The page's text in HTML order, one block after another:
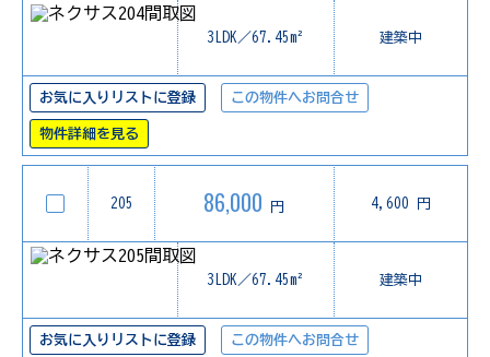
3LDK／67.45m² 建築中
お気に入りリストに登録 この物件へお問合せ
物件詳細を見る
205 86,000 円 4,600 円
3LDK／67.45m² 建築中
お気に入りリストに登録 この物件へお問合せ